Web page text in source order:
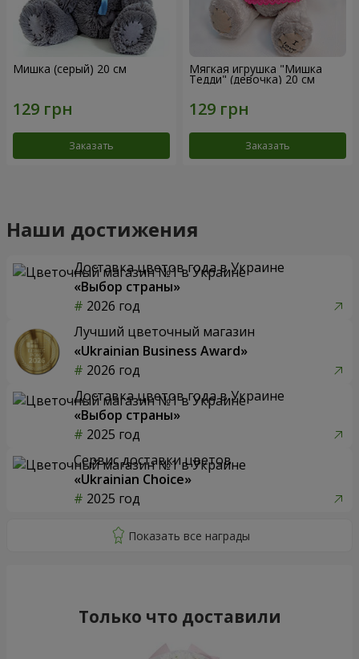
Мишка (серый) 20 см
Заказать
Мягкая игрушка "Мишка
Тедди" (девочка) 20 см
Заказать
Наши достижения
Доставка цветов года в Украине
«Выбор страны»
2026 год
Лучший цветочный магазин
«Ukrainian Business Award»
2026 год
Доставка цветов года в Украине
«Выбор страны»
2025 год
Сервис доставки цветов
«Ukrainian Choice»
2025 год
Только что доставили